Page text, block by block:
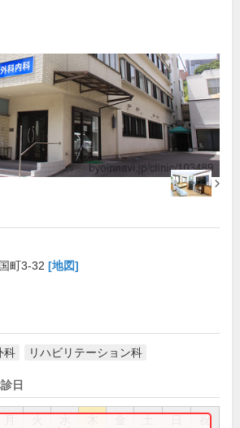
町3-32 [地図]
科 リハビリテーション科
日
祝